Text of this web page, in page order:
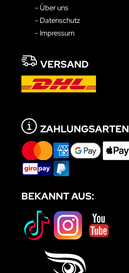
- Über uns
- Datenschutz
- Impressum
VERSAND
ZAHLUNGSARTEN
BEKANNT AUS: